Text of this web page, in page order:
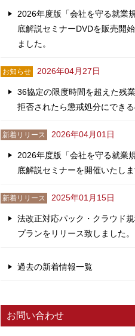
2026年度版「会社を守る就業
底解説セミナーDVDを販売開
ました。
お知らせ 2026年04月27日
36協定の限度時間を超えた残
拒否されたら懲戒処分にできる
新着リリース 2026年04月01日
2026年度版「会社を守る就業
底解説セミナーを開催いたしま
新着リリース 2025年01月15日
法改正対応パック・クラウド
プランをリリース致しました。
過去の新着情報一覧
お問い合わせ